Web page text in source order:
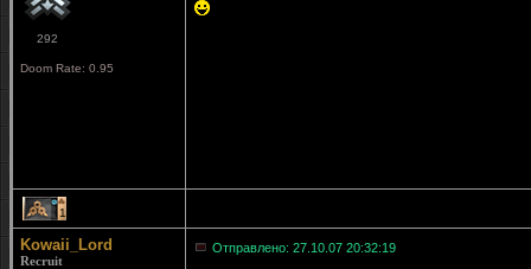
292
Doom Rate: 0.95
1
Kowaii_Lord
Recruit
Отправлено: 27.10.07 20:32:19